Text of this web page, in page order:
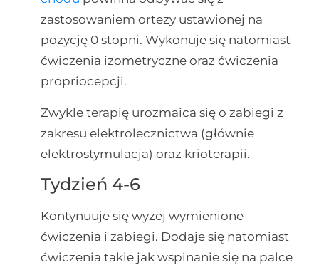
zastosowaniem ortezy ustawionej na
pozycję 0 stopni. Wykonuje się natomiast
ćwiczenia izometryczne oraz ćwiczenia
propriocepcji.
Zwykle terapię urozmaica się o zabiegi z
zakresu elektrolecznictwa (głównie
elektrostymulacja) oraz krioterapii.
Tydzień 4-6
Kontynuuje się wyżej wymienione
ćwiczenia i zabiegi. Dodaje się natomiast
ćwiczenia takie jak wspinanie się na palce